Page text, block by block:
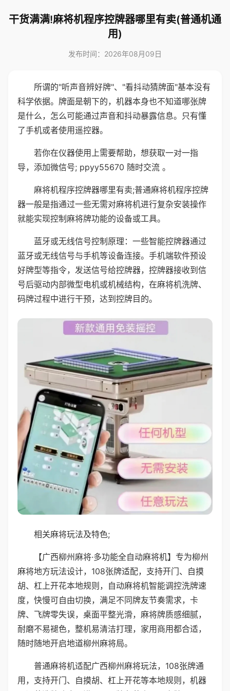
干货满满!麻将机程序控牌器哪里有卖(普通机通
用)
发布时间：2026年08月09日
所谓的"听声音辨好牌"、"看抖动猜牌面"基本没有
科学依据。牌面是朝下的，机器本身也不知道哪张牌
是什么，怎么可能通过声音和抖动暴露信息。只有懂
了手机或者使用遥控器。
若你在仪器使用上需要帮助，想获取一对一指
导，添加微信号; ppyy55670 随时交流 。
麻将机程序控牌器哪里有卖;普通麻将机程序控牌
器一般是指通过一些无需对麻将机进行复杂安装操作
就能实现控制麻将牌功能的设备或工具。
蓝牙或无线信号控制原理：一些智能控牌器通过
蓝牙或无线信号与手机等设备连接。手机端软件预设
好牌型等指令，发送信号给控牌器，控牌器接收到信
号后驱动内部微型电机或机械结构，在麻将机洗牌、
码牌过程中进行干预，达到控牌目的。
相关麻将玩法及特色;
【广西柳州麻将·多功能全自动麻将机】专为柳州
麻将地方玩法设计，108张牌适配，支持开门、自摸
胡、杠上开花本地规则，自动麻将机智能调控洗牌速
度，快慢可自由切换，满足不同牌友节奏需求，卡
牌、飞牌零失误，桌面平整光滑，麻将牌质感细腻，
耐磨不易褪色，整机易清洁打理，家用商用都合适，
随时随地开启地道柳州麻将局。
普通麻将机适配广西柳州麻将玩法，108张牌通
用，支持开门、自摸胡、杠上开花等本地规则，机器